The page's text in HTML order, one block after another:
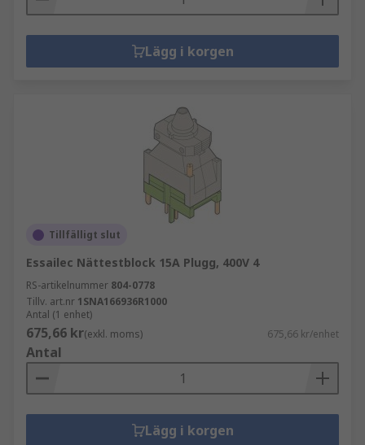
Lägg i korgen
Tillfälligt slut
Essailec Nättestblock 15A Plugg, 400V 4
RS-artikelnummer 804-0778
Tillv. art.nr 1SNA166936R1000
Antal (1 enhet)
675,66 kr(exkl. moms) 675,66 kr/enhet
Antal
Lägg i korgen